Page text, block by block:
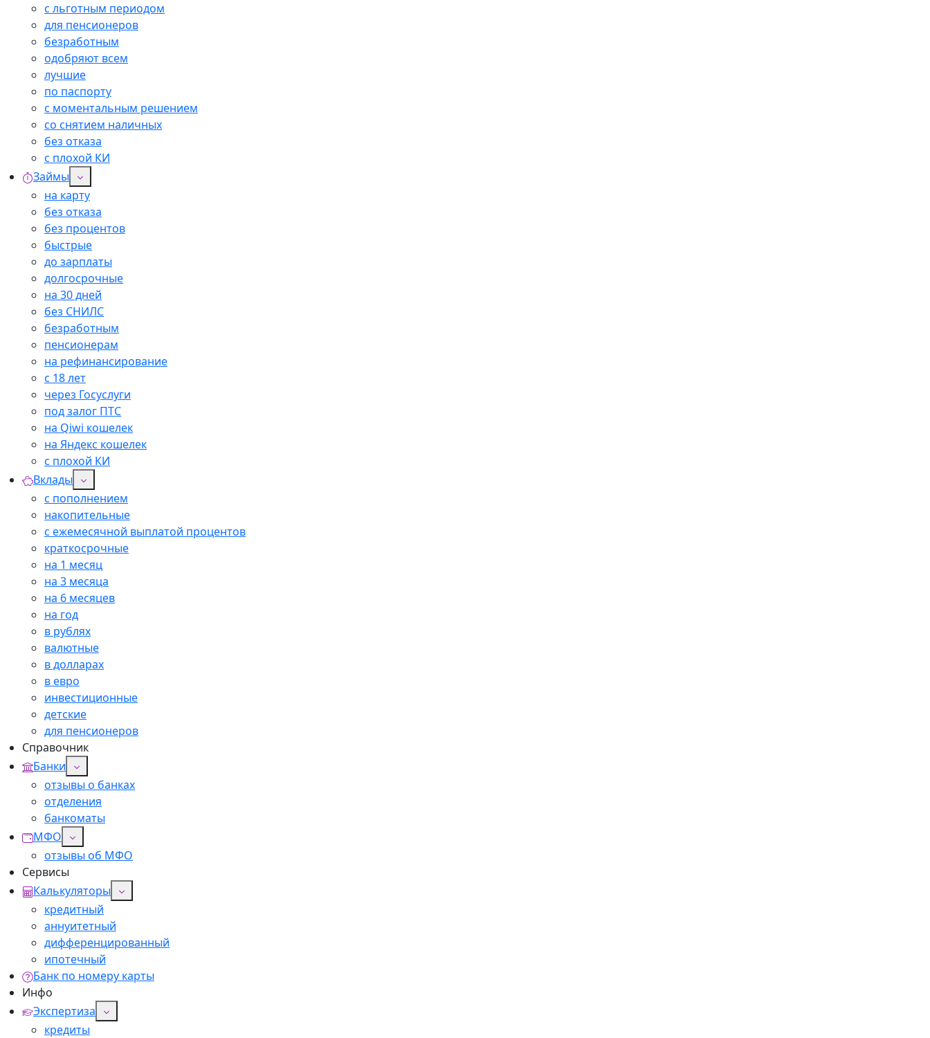
с льготным периодом
для пенсионеров
безработным
одобряют всем
лучшие
по паспорту
с моментальным решением
со снятием наличных
без отказа
с плохой КИ
Займы
на карту
без отказа
без процентов
быстрые
до зарплаты
долгосрочные
на 30 дней
без СНИЛС
безработным
пенсионерам
на рефинансирование
с 18 лет
через Госуслуги
под залог ПТС
на Qiwi кошелек
на Яндекс кошелек
с плохой КИ
Вклады
с пополнением
накопительные
с ежемесячной выплатой процентов
краткосрочные
на 1 месяц
на 3 месяца
на 6 месяцев
на год
в рублях
валютные
в долларах
в евро
инвестиционные
детские
для пенсионеров
Справочник
Банки
отзывы о банках
отделения
банкоматы
МФО
отзывы об МФО
Сервисы
Калькуляторы
кредитный
аннуитетный
дифференцированный
ипотечный
Банк по номеру карты
Инфо
Экспертиза
кредиты